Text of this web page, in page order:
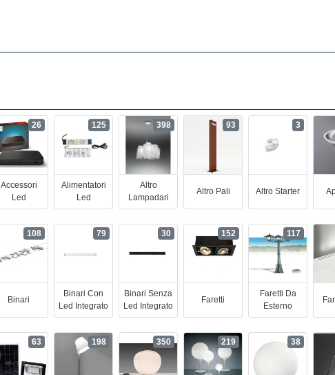
Accessori
Led
26
Alimentatori
Led
125
Altro
Lampadari
398
Altro Pali
93
Altro Starter
3
Binari
108
Binari Con
Led Integrato
79
Binari Senza
Led Integrato
30
Faretti
152
Faretti Da
Esterno
117
63 198 350 219 38